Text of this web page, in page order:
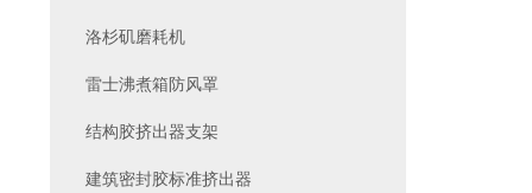
洛杉矶磨耗机
雷士沸煮箱防风罩
结构胶挤出器支架
建筑密封胶标准挤出器